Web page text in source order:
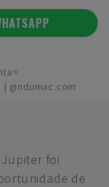
| gindumac.com
foi
de